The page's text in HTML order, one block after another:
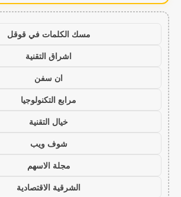
مسك الكلمات في قوقل
اشراق التقنية
ان سفن
مرابع التكنولوجيا
خيال التقنية
شوف ويب
مجلة الاسهم
الشرقية الاقتصادية